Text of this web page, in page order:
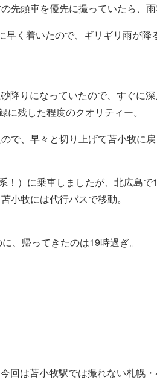
先頭車を優先に撮っていたら、雨
く着いたので、ギリギリ雨が降
降りになっていたので、すぐに
残した程度のクオリティー。
で、早々と切り上げて苫小牧に
）に乗車しましたが、北広島
小牧には代行バスで移動。
、帰ってきたのは19時過ぎ。
回は苫小牧駅では撮れない札幌